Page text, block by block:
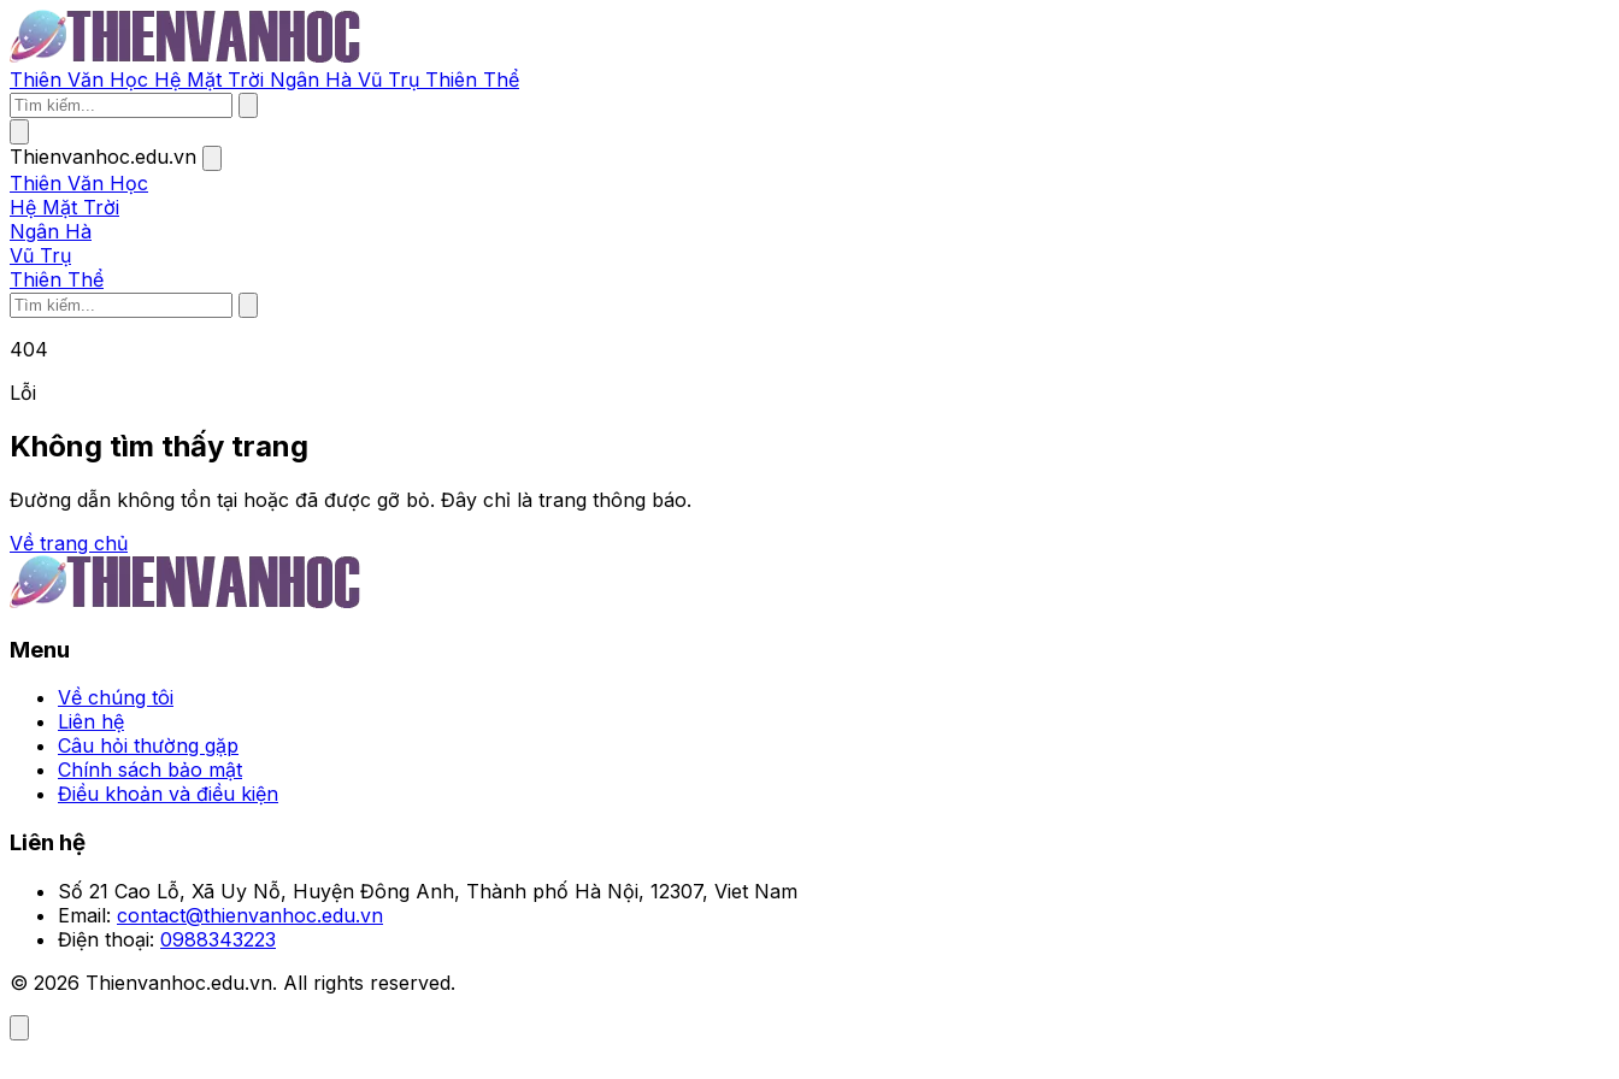
Thiên Văn Học Hệ Mặt Trời Ngân Hà Vũ Trụ Thiên Thể
Thienvanhoc.edu.vn
Thiên Văn Học
Hệ Mặt Trời
Ngân Hà
Vũ Trụ
Thiên Thể
404
Lỗi
Không tìm thấy trang
Đường dẫn không tồn tại hoặc đã được gỡ bỏ. Đây chỉ là trang thông báo.
Về trang chủ
Trang chủ
Tải miễn phí hình ảnh cảnh sắc vũ trụ không gian
Phương Oanh
Menu
Về chúng tôi
Liên hệ
Câu hỏi thường gặp
Chính sách bảo mật
Điều khoản và điều kiện
Liên hệ
Số 21 Cao Lỗ, Xã Uy Nỗ, Huyện Đông Anh, Thành phố Hà Nội, 12307, Viet Nam
Email: contact@thienvanhoc.edu.vn
Điện thoại: 0988343223
© 2026 Thienvanhoc.edu.vn. All rights reserved.